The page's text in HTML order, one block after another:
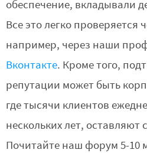
обеспечение, вкладывали
Все это легко проверяется
например, через наши
Вконтакте. Кроме того,
репутации может быть
где тысячи клиентов
нескольких лет, оставляют
Почитайте наш форум 5-10